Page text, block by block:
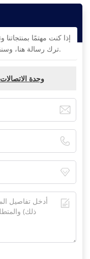
ترك رسالة هنا، وسنقوم بالرد عليك في أقرب وقت ممكن.
ABB CS513 3BSE000435R1 وحدة الاتصالات